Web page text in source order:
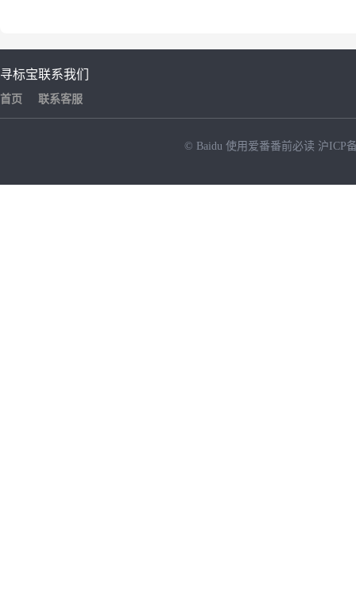
寻标宝
首页
联系我们
联系客服
© Baidu 使用爱番番前必读 沪ICP